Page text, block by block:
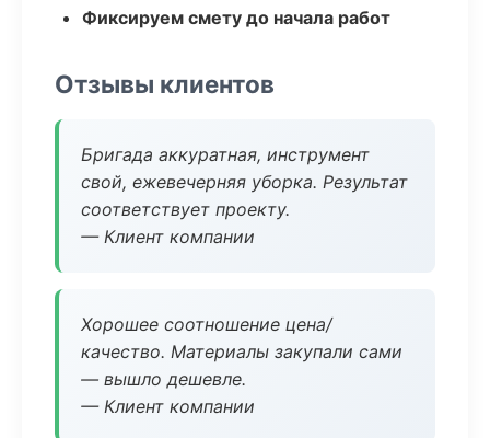
Фиксируем смету до начала работ
Отзывы клиентов
Бригада аккуратная, инструмент
свой, ежевечерняя уборка. Результат
соответствует проекту.
— Клиент компании
Хорошее соотношение цена/
качество. Материалы закупали сами
— вышло дешевле.
— Клиент компании